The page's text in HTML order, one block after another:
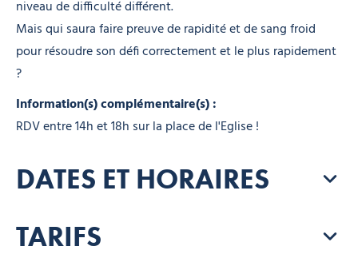
niveau de difficulté différent.
Mais qui saura faire preuve de rapidité et de sang froid
pour résoudre son défi correctement et le plus rapidement
?
Information(s) complémentaire(s) :
RDV entre 14h et 18h sur la place de l'Eglise !
DATES ET HORAIRES
TARIFS